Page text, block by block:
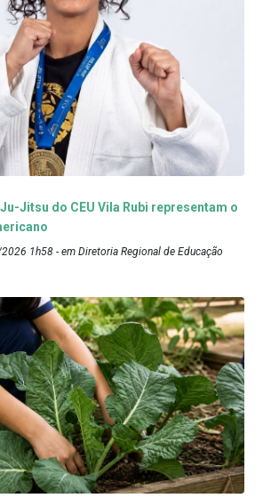
Jitsu do CEU Vila Rubi representam o
1h58 - em Diretoria Regional de Educação